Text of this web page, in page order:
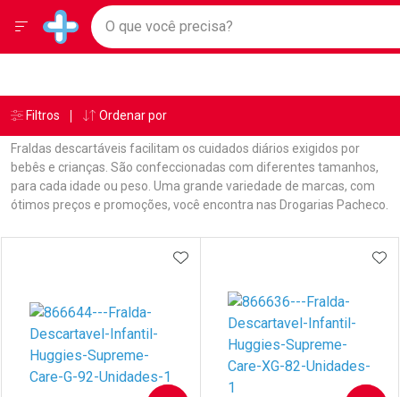
Drogarias Pacheco
Baixe nosso APP e aproveite Ofertas Exclusivas!
Ir direto para a home
pela página
Ir direto para o conteúdo
Ir direto para a busca
Ir direto para a ajuda
Ir direto para a notificações
Ir direto para o carrinho
Ir direto para o menu
Faça a sua busca
O que você precisa?
Menu
Breadcrumb
Drogarias Pacheco Fraldas
Fraldas descartáveis facilitam os cuidados diários exigidos por
bebês e crianças. São confeccionadas com diferentes tamanhos,
para cada idade ou peso. Uma grande variedade de marcas, com
ótimos preços e promoções, você encontra nas Drogarias Pacheco.
Linkagens Internas em Destaque
Promoções em DestaqueADICIONAR AOS FAVORITOS
Âncoras
Filtros Ordenar por